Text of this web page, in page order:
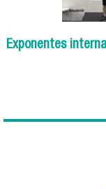
Exponentes